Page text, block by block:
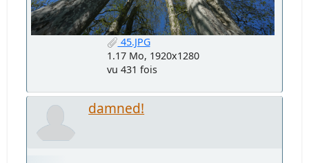
45.JPG
1.17 Mo, 1920x1280
vu 431 fois
damned!